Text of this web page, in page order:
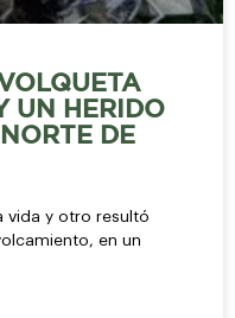
UN HERIDO
DE
vida y otro resultó
en un